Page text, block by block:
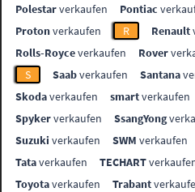
Polestarverkaufen Pontiac
Protonverkaufen R Renault
Rolls-Royceverkaufen Rover
S
Saabverkaufen Santana
Skodaverkaufen smartverkaufen
Spykerverkaufen SsangYong
Suzuki verkaufen SWM verkaufen
Tataverkaufen TECHART
Toyotaverkaufen Trabant